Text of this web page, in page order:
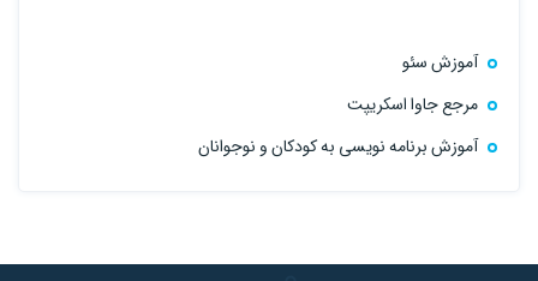
آموزش سئو
مرجع جاوا اسکریپت
آموزش برنامه نویسی به کودکان و نوجوانان